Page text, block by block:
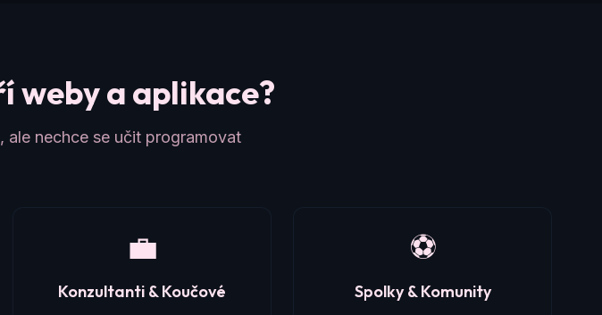
weby a aplikace?
nechce se učit programovat
💼
Konzultanti & Koučové
⚽
Spolky & Komunity